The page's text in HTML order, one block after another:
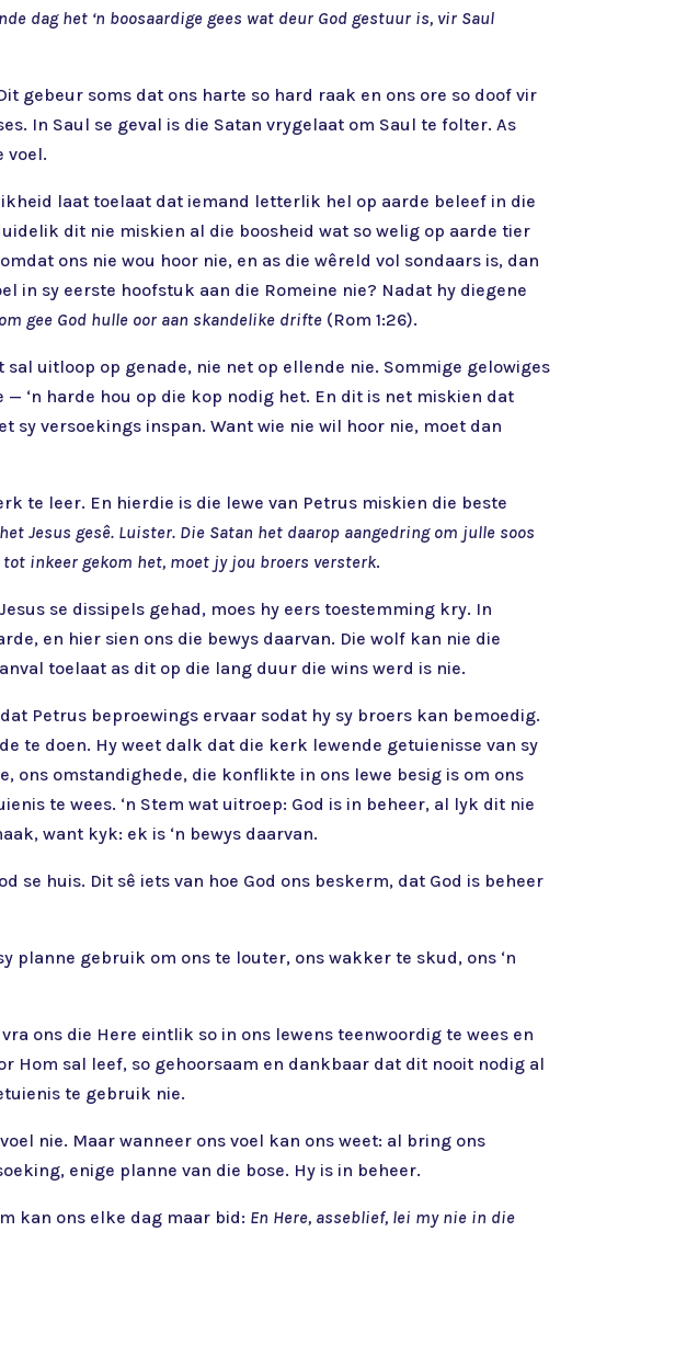
dag het ‘n boosaardige gees wat deur God gestuur is, vir Saul
gebeur soms dat ons harte so hard raak en ons ore so doof vir
In Saul se geval is die Satan vrygelaat om Saul te folter. As
voel.
laat toelaat dat iemand letterlik hel op aarde beleef in die
dit nie miskien al die boosheid wat so welig op aarde tier
ons nie wou hoor nie, en as die wêreld vol sondaars is, dan
in sy eerste hoofstuk aan die Romeine nie? Nadat hy diegene
gee God hulle oor aan skandelike drifte (Rom 1:26).
uitloop op genade, nie net op ellende nie. Sommige gelowiges
‘n harde hou op die kop nodig het. En dit is net miskien dat
sy versoekings inspan. Want wie nie wil hoor nie, moet dan
te leer. En hierdie is die lewe van Petrus miskien die beste
Jesus gesê. Luister. Die Satan het daarop aangedring om julle soos
inkeer gekom het, moet jy jou broers versterk.
se dissipels gehad, moes hy eers toestemming kry. In
en hier sien ons die bewys daarvan. Die wolf kan nie die
toelaat as dit op die lang duur die wins werd is nie.
Petrus beproewings ervaar sodat hy sy broers kan bemoedig.
te doen. Hy weet dalk dat die kerk lewende getuienisse van sy
ons omstandighede, die konflikte in ons lewe besig is om ons
te wees. ‘n Stem wat uitroep: God is in beheer, al lyk dit nie
want kyk: ek is ‘n bewys daarvan.
se huis. Dit sê iets van hoe God ons beskerm, dat God is beheer
planne gebruik om ons te louter, ons wakker te skud, ons ‘n
vra ons die Here eintlik so in ons lewens teenwoordig te wees en
Hom sal leef, so gehoorsaam en dankbaar dat dit nooit nodig al
te gebruik nie.
nie. Maar wanneer ons voel kan ons weet: al bring ons
enige planne van die bose. Hy is in beheer.
kan ons elke dag maar bid: En Here, asseblief, lei my nie in die